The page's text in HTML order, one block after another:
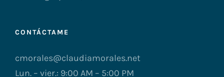
CONTÁCTAME
cmorales@claudiamorales.net
Lun. – vier.: 9:00 AM – 5:00 PM